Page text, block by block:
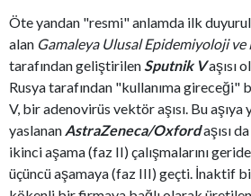
Öte yandan "resmi" anlamda ilk
alan Gamaleya Ulusal Epidemiyoloji
tarafından geliştirilen Sputnik Vaşısı
Rusya tarafından "kullanıma gireceği"
V, bir adenovirüs vektör aşısı. Bu
yaslanan AstraZeneca/Oxfordaşısı
ikinci aşama (faz II) çalışmalarını geride
üçüncü aşamaya (faz III) geçti. İnaktif